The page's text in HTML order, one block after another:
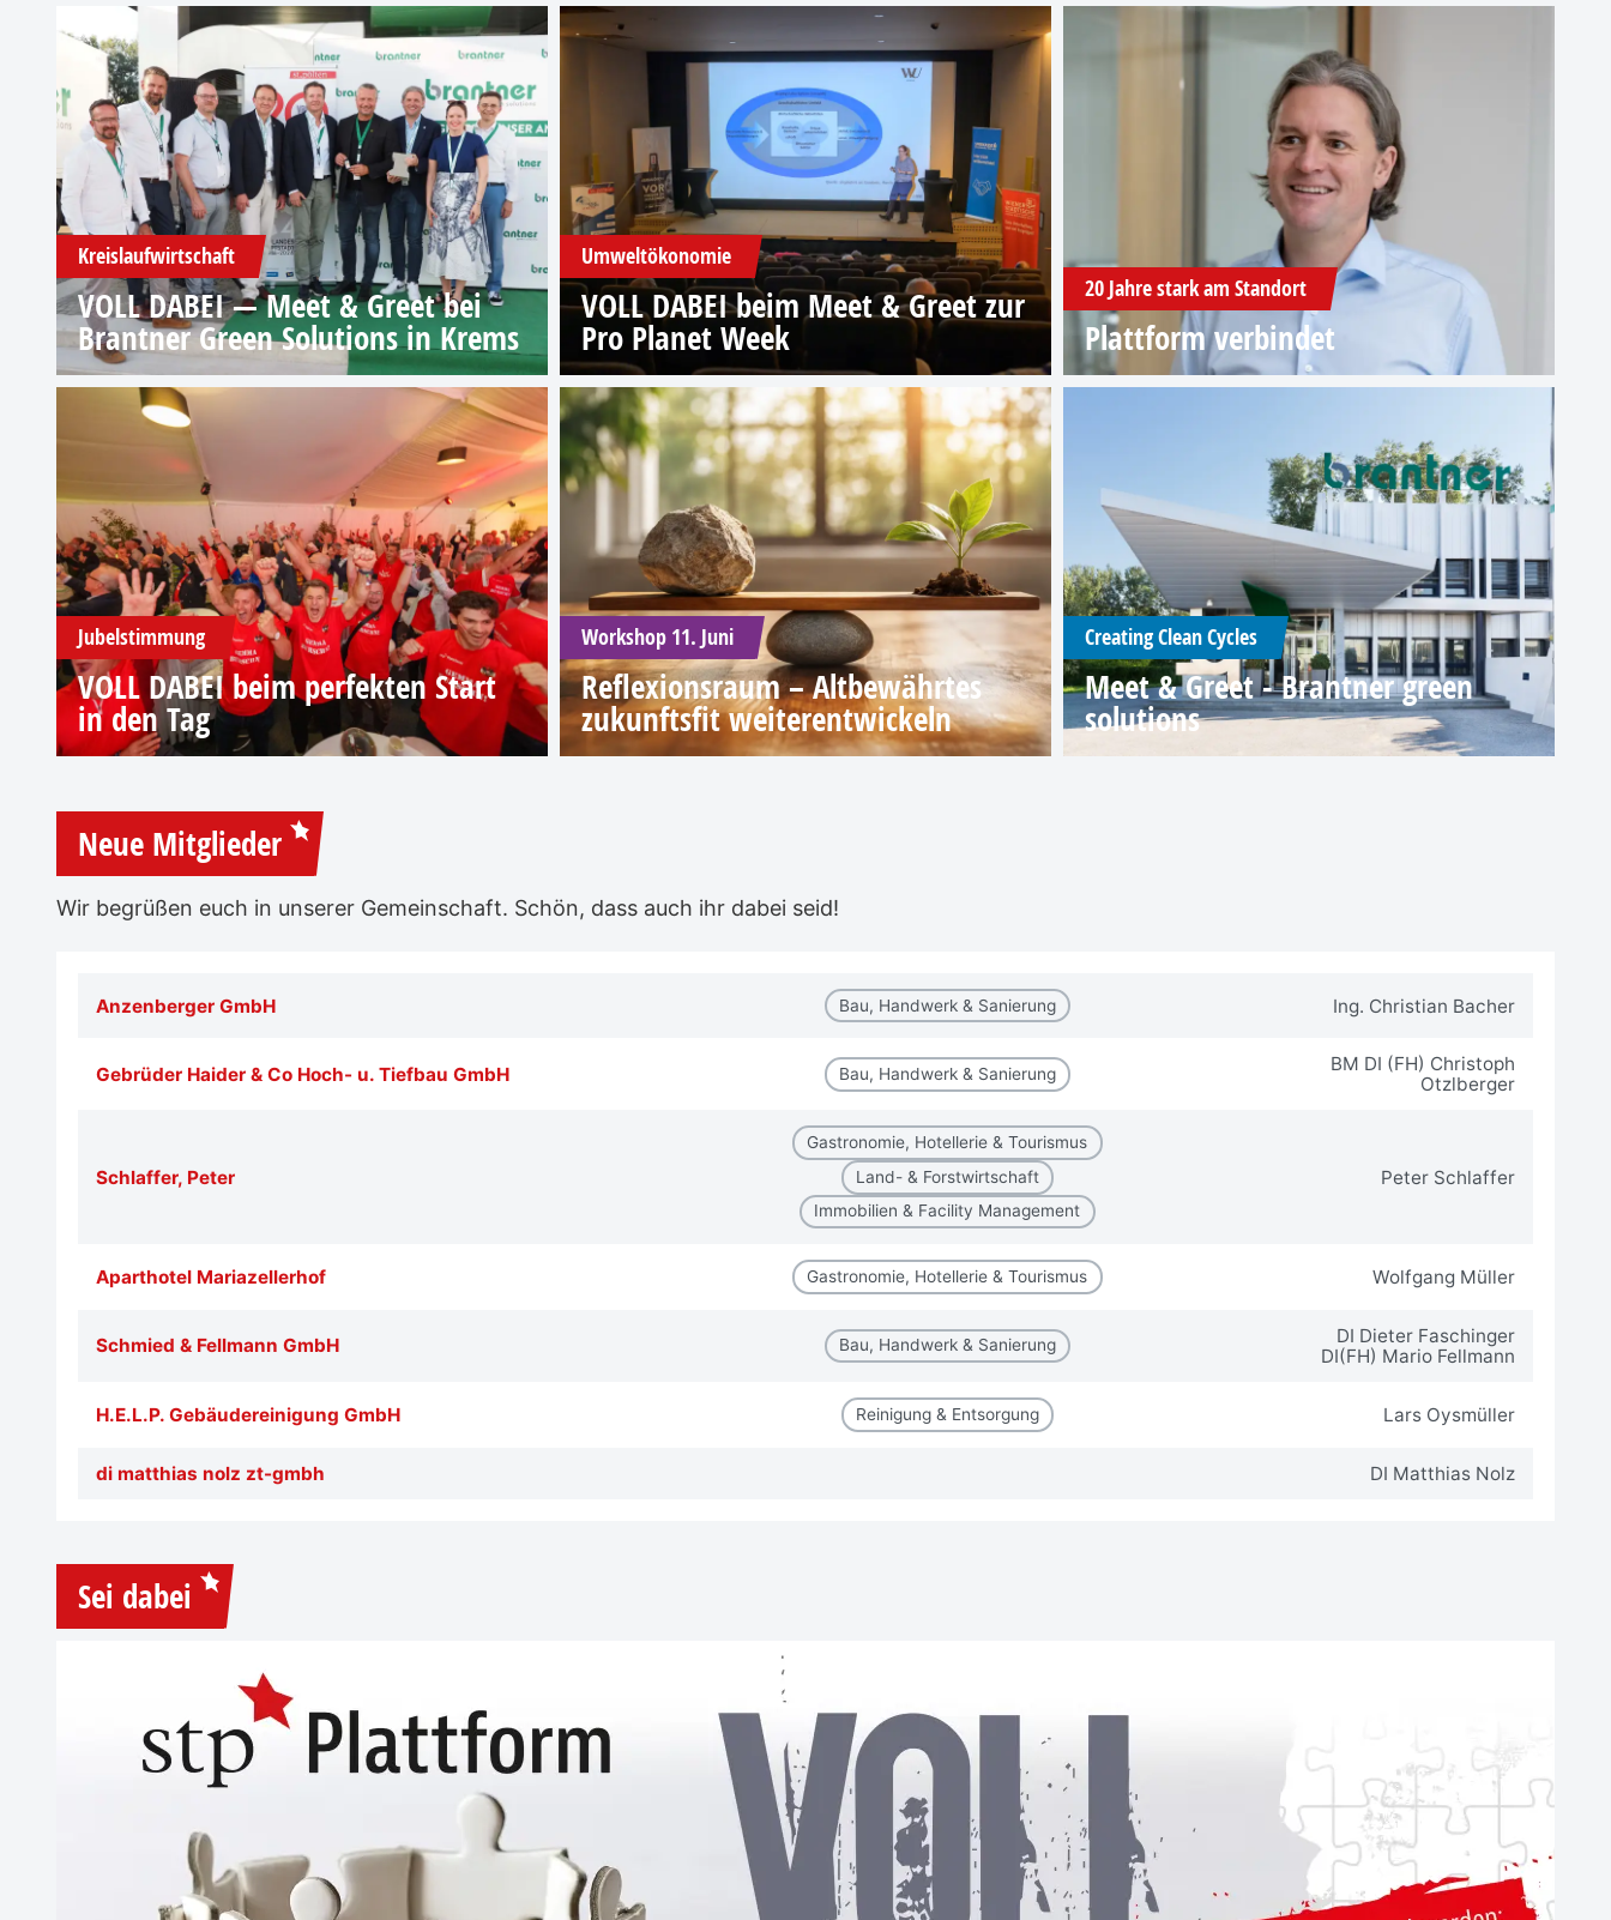
Kreislaufwirtschaft
VOLL DABEI — Meet & Greet bei
Brantner Green Solutions in Krems
Umweltökonomie
VOLL DABEI beim Meet & Greet zur
Pro Planet Week
20 Jahre stark am Standort
Plattform verbindet
Jubelstimmung
VOLL DABEI beim perfekten Start
in den Tag
Workshop 11. Juni
Reflexionsraum – Altbewährtes
zukunftsfit weiterentwickeln
Creating Clean Cycles
Meet & Greet - Brantner green
solutions
Neue Mitglieder
Wir begrüßen euch in unserer Gemeinschaft. Schön, dass auch ihr dabei seid!
Anzenberger GmbH Bau, Handwerk & Sanierung Ing. Christian Bacher
Gebrüder Haider & Co Hoch- u. Tiefbau GmbH Bau, Handwerk & Sanierung
BM DI (FH) Christoph
Otzlberger
Schlaffer, Peter
Gastronomie, Hotellerie & Tourismus
Land- & Forstwirtschaft
Immobilien & Facility Management
Peter Schlaffer
Aparthotel Mariazellerhof Gastronomie, Hotellerie & Tourismus Wolfgang Müller
Schmied & Fellmann GmbH Bau, Handwerk & Sanierung
DI Dieter Faschinger
DI(FH) Mario Fellmann
H.E.L.P. Gebäudereinigung GmbH Reinigung & Entsorgung Lars Oysmüller
di matthias nolz zt-gmbh DI Matthias Nolz
Sei dabei